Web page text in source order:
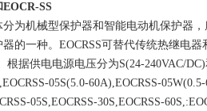
SS
机械型保护器和智能电动机保护器，
的一种。EOCRSS可替代传统热继电
根据供电电源电压分为S(24-240VAC/
05S(5.0-60A),EOCRSS-
05S,EOCRSS-30S,EOCRSS-